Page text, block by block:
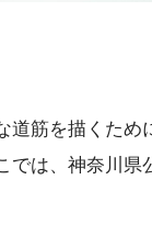
筋を描くため
は、神奈川